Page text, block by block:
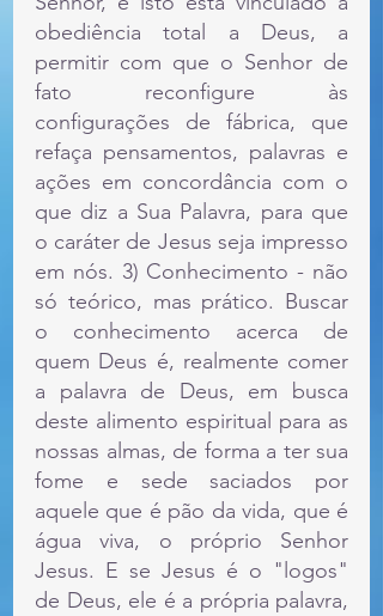
obediência total a Deus, a
permitir com que o Senhor de
fato reconfigure às
configurações de fábrica, que
refaça pensamentos, palavras e
ações em concordância com o
que diz a Sua Palavra, para que
o caráter de Jesus seja impresso
em nós. 3) Conhecimento - não
só teórico, mas prático. Buscar
o conhecimento acerca de
quem Deus é, realmente comer
a palavra de Deus, em busca
deste alimento espiritual para as
nossas almas, de forma a ter sua
fome e sede saciados por
aquele que é pão da vida, que é
água viva, o próprio Senhor
Jesus. E se Jesus é o "logos"
de Deus, ele é a própria palavra,